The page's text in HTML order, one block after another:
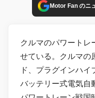
Motor Fan のニ
クルマのパワートレ
せている。クルマの
ド、プラグインハ
バッテリー式電気自